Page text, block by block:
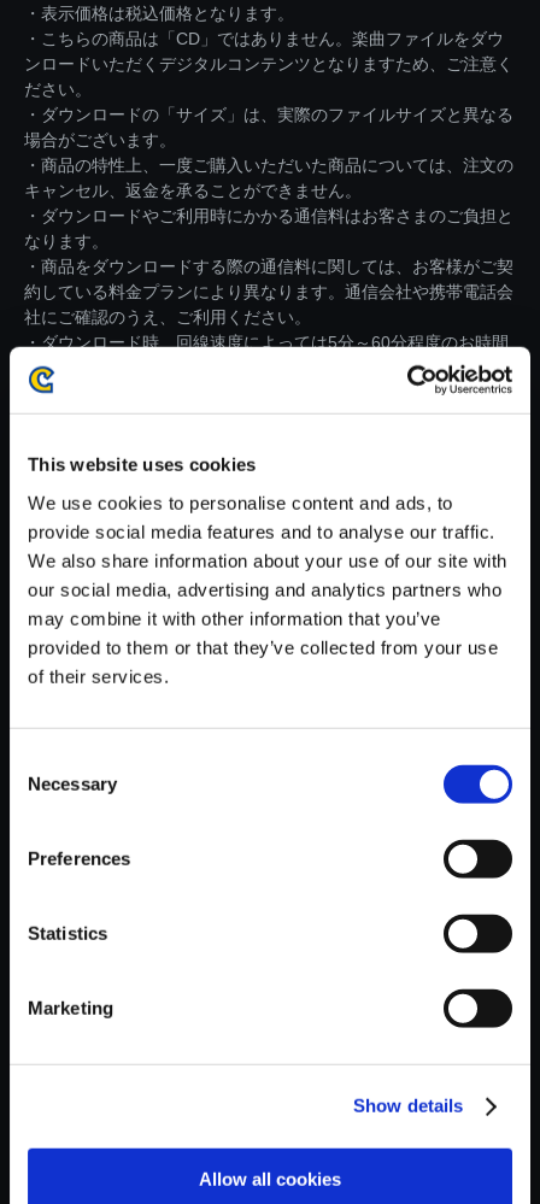
This website uses cookies
We use cookies to personalise content and ads, to
provide social media features and to analyse our traffic.
We also share information about your use of our site with
our social media, advertising and analytics partners who
may combine it with other information that you’ve
provided to them or that they’ve collected from your use
of their services.
Selection
Necessary
Preferences
Statistics
Marketing
Show details
Allow all cookies
・表示価格は税込価格となります。
・こちらの商品は「CD」ではありません。楽曲ファイルをダウ
ンロードいただくデジタルコンテンツとなりますため、ご注意く
ださい。
・ダウンロードの「サイズ」は、実際のファイルサイズと異なる
場合がございます。
・商品の特性上、一度ご購入いただいた商品については、注文の
キャンセル、返金を承ることができません。
・ダウンロードやご利用時にかかる通信料はお客さまのご負担と
なります。
・商品をダウンロードする際の通信料に関しては、お客様がご契
約している料金プランにより異なります。通信会社や携帯電話会
社にご確認のうえ、ご利用ください。
・ダウンロード時、回線速度によっては5分～60分程度のお時間
がかかる場合がございます。
※ご購入いただいたファイルのダウンロードの際には、通信環境
が安定しているWifi環境でお試しください。
【単曲】モンスターハンターラ
イズ オリジナルサウンドトラッ
ク 湿地に広がる、深緑の秘境 -
150円(税込)
【単曲】モンスタ
ーハンターラ...